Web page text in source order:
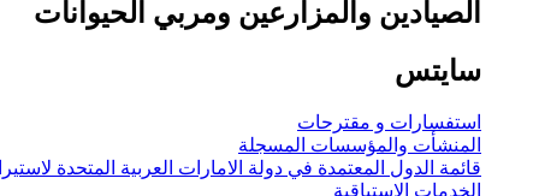
الصيادين والمزارعين ومربي الحيوانات
سايتس
استفسارات و مقترحات
المنشأت والمؤسسات المسجلة
قائمة الدول المعتمدة في دولة الامارات العربية المتحدة
الخدمات الاستباقية